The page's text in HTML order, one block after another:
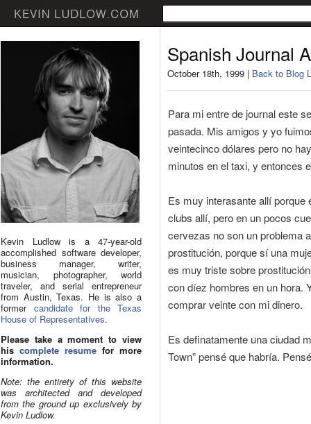
Kevin Ludlow is a 47-year-old
accomplished software developer,
business manager, writer,
musician, photographer, world
traveler, and serial entrepreneur
from Austin, Texas. He is also a
former candidate for the Texas
House of Representatives.
Please take a moment to view
his complete resume for more
information.
Note: the entirety of this website
was architected and developed
from the ground up exclusively by
Kevin Ludlow.
Spanish Journal
October 18th, 1999 | Back to Blog
Para mi entre de journal este
pasada. Mis amigos y yo
veintecinco dólares pero no
minutos en el taxi, y entonces
Es muy interasante allí
clubs allí, pero en un pocos
cervezas no son un problema
prostitución, porque sí una
es muy triste sobre
con díez hombres en un hora.
comprar veinte con mi dinero.
Es definatamente una ciudad
Town” pensé que habría.